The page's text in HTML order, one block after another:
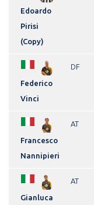
Edoardo
Pirisi
(Copy)
Federico
Vinci
DF
Francesco
Nannipieri
AT
Gianluca
AT